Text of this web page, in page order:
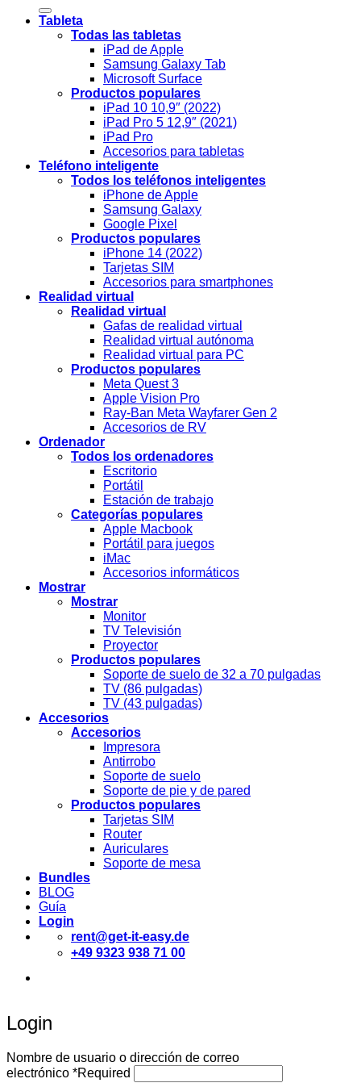
Tableta
Todas las tabletas
iPad de Apple
Samsung Galaxy Tab
Microsoft Surface
Productos populares
iPad 10 10,9″ (2022)
iPad Pro 5 12,9″ (2021)
iPad Pro
Accesorios para tabletas
Teléfono inteligente
Todos los teléfonos inteligentes
iPhone de Apple
Samsung Galaxy
Google Pixel
Productos populares
iPhone 14 (2022)
Tarjetas SIM
Accesorios para smartphones
Realidad virtual
Realidad virtual
Gafas de realidad virtual
Realidad virtual autónoma
Realidad virtual para PC
Productos populares
Meta Quest 3
Apple Vision Pro
Ray-Ban Meta Wayfarer Gen 2
Accesorios de RV
Ordenador
Todos los ordenadores
Escritorio
Portátil
Estación de trabajo
Categorías populares
Apple Macbook
Portátil para juegos
iMac
Accesorios informáticos
Mostrar
Mostrar
Monitor
TV Televisión
Proyector
Productos populares
Soporte de suelo de 32 a 70 pulgadas
TV (86 pulgadas)
TV (43 pulgadas)
Accesorios
Accesorios
Impresora
Antirrobo
Soporte de suelo
Soporte de pie y de pared
Productos populares
Tarjetas SIM
Router
Auriculares
Soporte de mesa
Bundles
BLOG
Guía
Login
rent@get-it-easy.de
+49 9323 938 71 00
Login
Nombre de usuario o dirección de correo
electrónico *Required